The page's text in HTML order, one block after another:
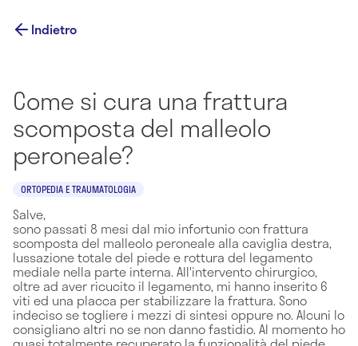
Indietro
Come si cura una frattura
scomposta del malleolo
peroneale?
ORTOPEDIA E TRAUMATOLOGIA
Salve,
sono passati 8 mesi dal mio infortunio con frattura
scomposta del malleolo peroneale alla caviglia destra,
lussazione totale del piede e rottura del legamento
mediale nella parte interna. All'intervento chirurgico,
oltre ad aver ricucito il legamento, mi hanno inserito 6
viti ed una placca per stabilizzare la frattura. Sono
indeciso se togliere i mezzi di sintesi oppure no. Alcuni lo
consigliano altri no se non danno fastidio. Al momento ho